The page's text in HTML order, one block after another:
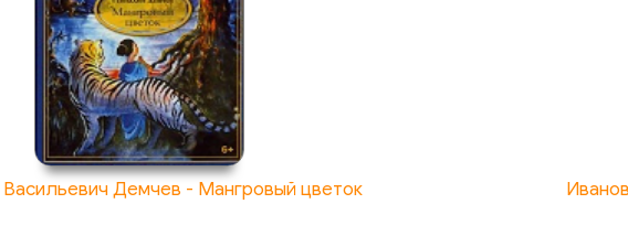
Васильевич Демчев - Мангровый цветок